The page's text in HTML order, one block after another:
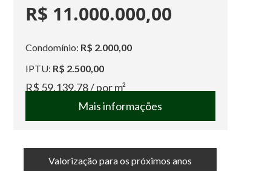
R$ 11.000.000,00
Condomínio: R$ 2.000,00
IPTU: R$ 2.500,00
R$ 59.139,78/ por m²
Mais informações
Valorização para os próximos anos